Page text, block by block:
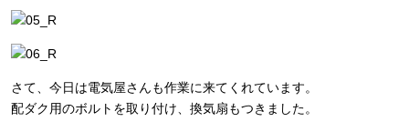
さて、今日は電気屋さんも作業に来てくれています。
配ダク用のボルトを取り付け、換気扇もつきました。